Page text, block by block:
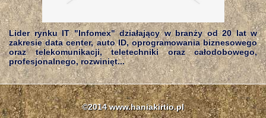
Lider rynku IT "Infomex" działający w branży od 20 lat w
zakresie data center, auto ID, oprogramowania biznesowego
oraz telekomunikacji, teletechniki oraz całodobowego,
profesjonalnego, rozwinięt...
©2014 www.haniakirtio.pl